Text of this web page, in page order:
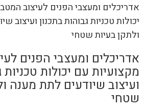
אדריכלים ומעצבי הפנים לעיצוב
יכולות טכניות גבוהות בתכנון ועיצוב
ולתקן בעיות שטחי
אדריכלים ומעצבי הפנים
מקצועיות עם יכולות טכניות
ועיצוב שיודעים לתת מענה
שטחי